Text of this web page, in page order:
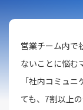
営業チーム内で
ないことに悩む
「社内コミュ
ても、7割以上